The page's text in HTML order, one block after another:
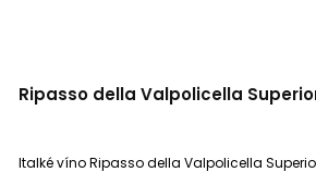
Ripasso della Valpolicella
Italké víno Ripasso della Valpolicella